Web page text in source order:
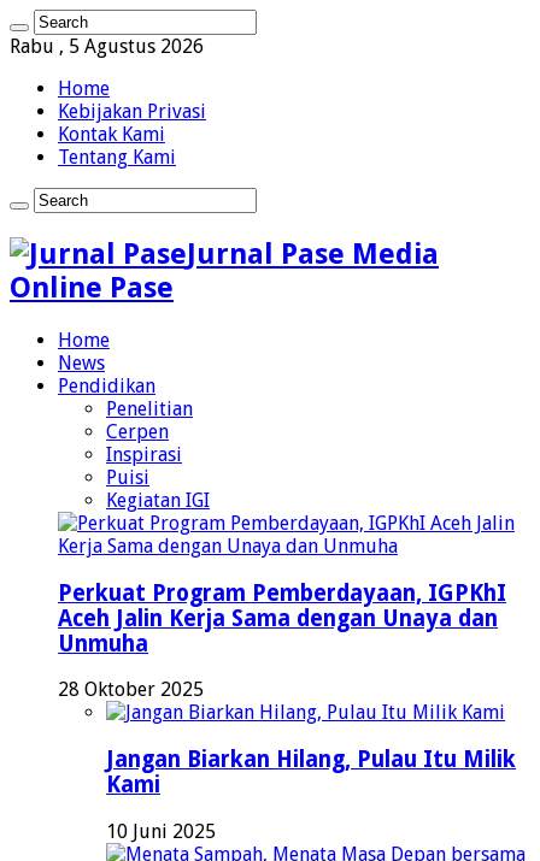
Rabu , 5 Agustus 2026
Home
Kebijakan Privasi
Kontak Kami
Tentang Kami
Jurnal Pase Media
Online Pase
Home
News
Pendidikan
Penelitian
Cerpen
Inspirasi
Puisi
Kegiatan IGI
Perkuat Program Pemberdayaan, IGPKhI
Aceh Jalin Kerja Sama dengan Unaya dan
Unmuha
28 Oktober 2025
Jangan Biarkan Hilang, Pulau Itu Milik
Kami
10 Juni 2025